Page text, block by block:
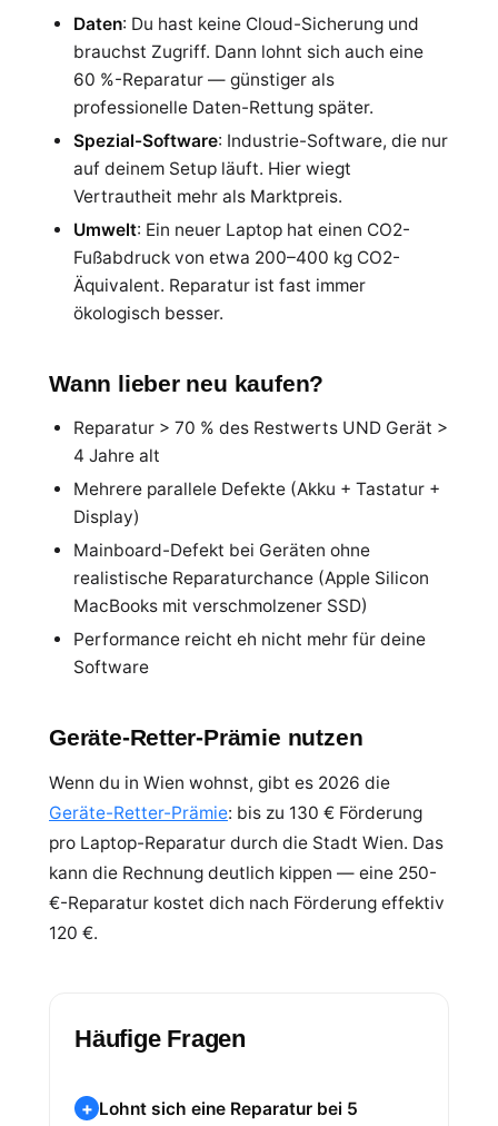
Daten: Du hast keine Cloud-Sicherung und
brauchst Zugriff. Dann lohnt sich auch eine
60 %-Reparatur — günstiger als
professionelle Daten-Rettung später.
Spezial-Software: Industrie-Software, die nur
auf deinem Setup läuft. Hier wiegt
Vertrautheit mehr als Marktpreis.
Umwelt: Ein neuer Laptop hat einen CO2-
Fußabdruck von etwa 200–400 kg CO2-
Äquivalent. Reparatur ist fast immer
ökologisch besser.
Wann lieber neu kaufen?
Reparatur > 70 % des Restwerts UND Gerät >
4 Jahre alt
Mehrere parallele Defekte (Akku + Tastatur +
Display)
Mainboard-Defekt bei Geräten ohne
realistische Reparaturchance (Apple Silicon
MacBooks mit verschmolzener SSD)
Performance reicht eh nicht mehr für deine
Software
Geräte-Retter-Prämie nutzen
Wenn du in Wien wohnst, gibt es 2026 die
Geräte-Retter-Prämie: bis zu 130 € Förderung
pro Laptop-Reparatur durch die Stadt Wien. Das
kann die Rechnung deutlich kippen — eine 250-
€-Reparatur kostet dich nach Förderung effektiv
120 €.
Häufige Fragen
Lohnt sich eine Reparatur bei 5